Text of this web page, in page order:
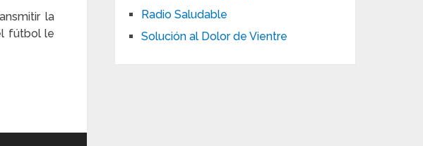
la
fútbol le
Radio Saludable
Solución al Dolor de Vientre